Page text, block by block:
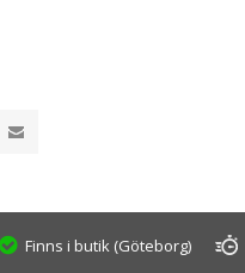
Finns i butik (Göteborg)